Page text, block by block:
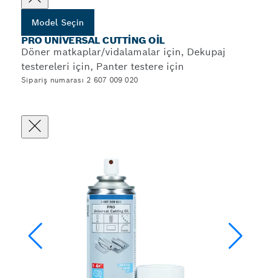
Model Seçin
PRO UNIVERSAL CUTTING OIL
Döner matkaplar/vidalamalar için, Dekupaj
testereleri için, Panter testere için
Sipariş numarası 2 607 009 020